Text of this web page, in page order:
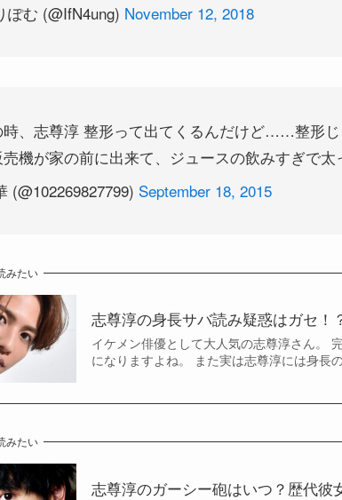
む (@IfN4ung) November 12, 2018
、志尊淳 整形って出てくるんだけど……整形じ
売機が家の前に出来て、ジュースの飲みすぎで太
(@102269827799) September 18, 2015
みたい
志尊淳の身長サバ読み疑惑はガセ！
イケメン俳優として大人気の志尊淳さん。
になりますよね。 また実は志尊淳には身長
みたい
志尊淳のガーシー砲はいつ？歴代彼